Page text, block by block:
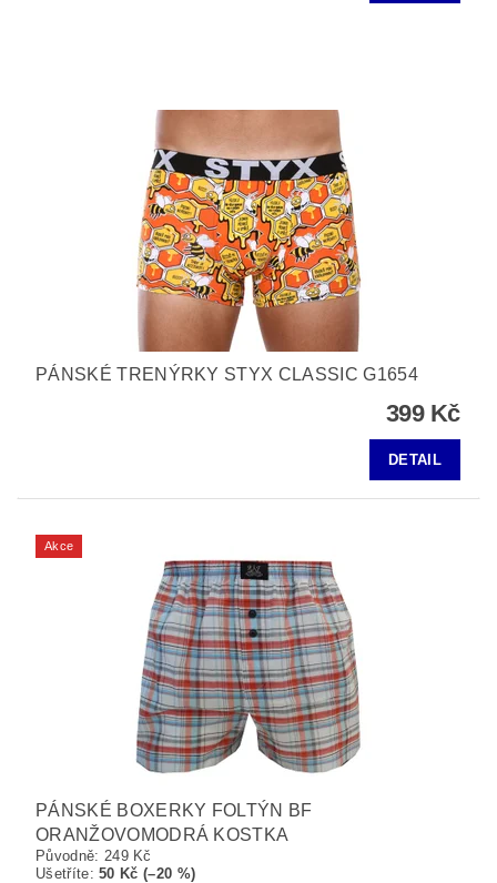
PÁNSKÉ TRENÝRKY STYX CLASSIC G1654
399 Kč
DETAIL
Akce
PÁNSKÉ BOXERKY FOLTÝN BF
ORANŽOVOMODRÁ KOSTKA
Původně: 249 Kč
Ušetříte:50 Kč (–20 %)